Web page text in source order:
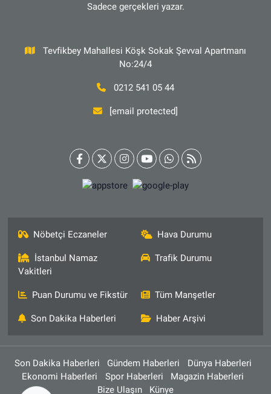
Sadece gerçekleri yazar.
Tevfikbey Mahallesi Köşk Sokak Şevval Apartmanı
No:24/4
0212 541 05 44
[email protected]
Nöbetçi Eczaneler Hava Durumu
İstanbul Namaz
Vakitleri
Trafik Durumu
Puan Durumu ve Fikstür Tüm Manşetler
Son Dakika Haberleri Haber Arşivi
Son Dakika Haberleri Gündem Haberleri
Dünya Haberleri
Ekonomi Haberleri
Spor Haberleri
Magazin Haberleri
Bize Ulaşın
Künye